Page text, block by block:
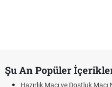
Şu An Popüler
Hazırlık Maçı ve Dostluk